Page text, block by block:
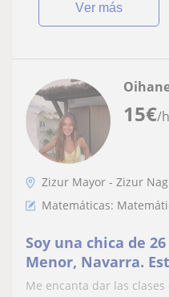
ver más
15€/h
Zizur Mayor - Zizur
Matemáticas:
Soy una chica de
Menor, Navarra.
Arquitectura y
Me encanta dar las